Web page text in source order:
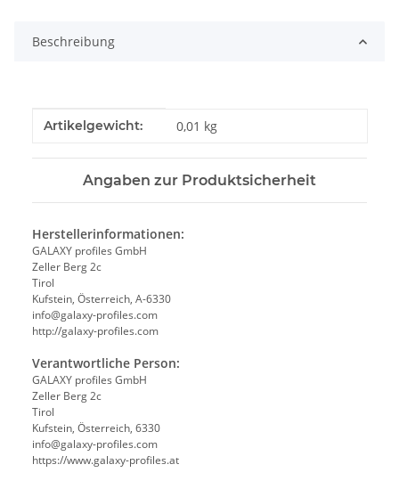
Beschreibung
Produkteigenschaft
Wert
Artikelgewicht: 0,01 kg
Angaben zur Produktsicherheit
Herstellerinformationen:
GALAXY profiles GmbH
Zeller Berg 2c
Tirol
Kufstein, Österreich, A-6330
info@galaxy-profiles.com
http://galaxy-profiles.com
Verantwortliche Person:
GALAXY profiles GmbH
Zeller Berg 2c
Tirol
Kufstein, Österreich, 6330
info@galaxy-profiles.com
https://www.galaxy-profiles.at